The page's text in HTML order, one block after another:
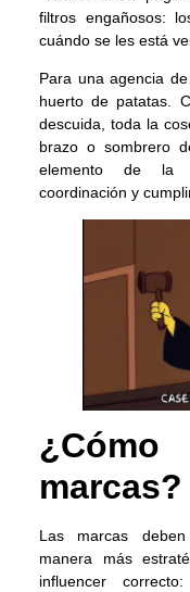
filtros engañosos:
cuándo se les está
Para una agencia
huerto de patatas.
descuida, toda la
brazo o sombrero
elemento de la
coordinación y
marcas?
Las marcas
manera más
influencer